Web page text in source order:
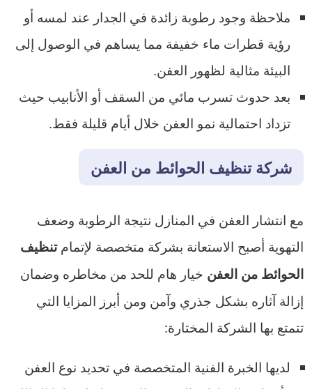
ملاحظة وجود رطوبة زائدة في الجدار عند لمسه أو
رؤية قطرات ماء خفيفة مما يساهم في الوصول إلى
البيئة مثالية لظهور العفن.
بعد حدوث تسرب مائي من السقف أو الأنابيب حيث
تزداد احتمالية نمو العفن خلال أيام قليلة فقط.
شركة تنظيف الحوائط من العفن
مع انتشار العفن في المنازل نتيجة الرطوبة وضعف
التهوية أصبح الاستعانة بشركة متخصصة لإتمامتنظيف
الحوائط من العفن خيار هام للحد من مخاطره وضمان
إزالة آثاره بشكل جذري وآمن ومن أبرز المزايا التي
تتمتع بها الشركة المختارة:
لديها الخبرة الفنية المتخصصة في تحديد نوع العفن